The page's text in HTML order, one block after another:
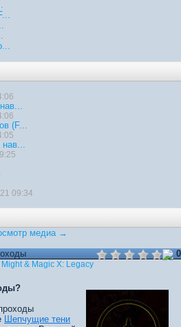
(F...
09:34
медиа →
0
Might & Magic X: Legacy
Шепчущие тени